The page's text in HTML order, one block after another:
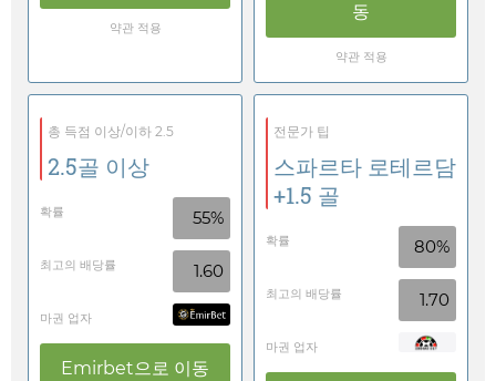
약관 적용
동
약관 적용
총 득점 이상/이하 2.5
2.5골 이상
확률 55%
최고의 배당률 1.60
마권 업자
Emirbet으로 이동
전문가 팁
스파르타 로테르담
+1.5 골
확률 80%
최고의 배당률 1.70
마권 업자